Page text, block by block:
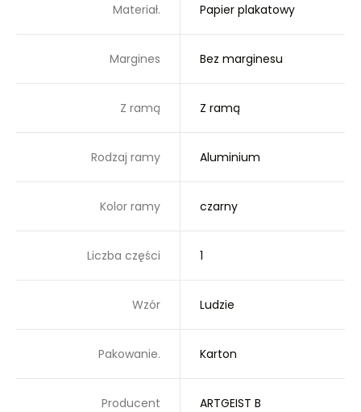
Materiał. Papier plakatowy
Margines Bez marginesu
Z ramą Z ramą
Rodzaj ramy Aluminium
Kolor ramy czarny
Liczba części 1
Wzór Ludzie
Pakowanie. Karton
Producent ARTGEIST B